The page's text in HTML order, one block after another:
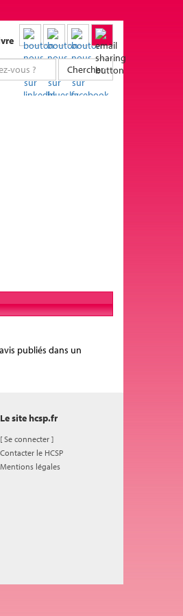
Chercher
publiés dans un
Le site hcsp.fr
[Se connecter ]
Contacter le HCSP
Mentions légales